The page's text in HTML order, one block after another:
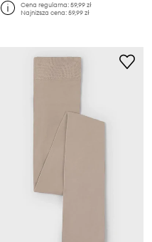
Cena regularna:59,99 zł
Najniższa cena:59,99 zł